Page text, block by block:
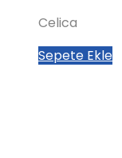
Celica
Sepete Ekle